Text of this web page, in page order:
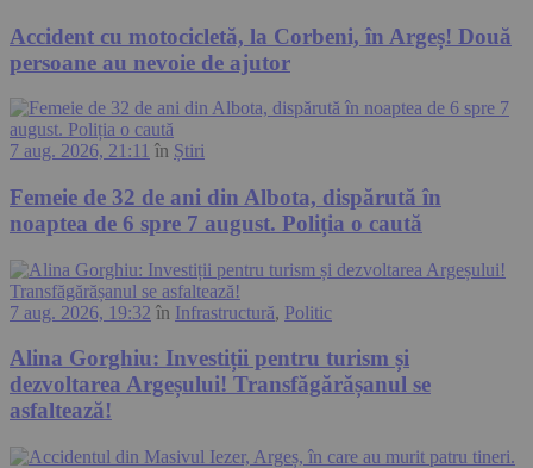
Accident cu motocicletă, la Corbeni, în Argeș! Două
persoane au nevoie de ajutor
7 aug. 2026, 21:11 în Știri
Femeie de 32 de ani din Albota, dispărută în
noaptea de 6 spre 7 august. Poliția o caută
7 aug. 2026, 19:32 în Infrastructură, Politic
Alina Gorghiu: Investiții pentru turism și
dezvoltarea Argeșului! Transfăgărășanul se
asfaltează!